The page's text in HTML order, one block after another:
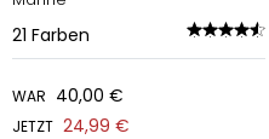
21 Farben
WAR 40,00 €
JETZT 24,99 €